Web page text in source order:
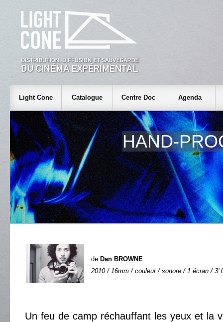
Light Cone Catalogue Centre Doc Agenda
HAND-
de Dan BROWNE
2010 / 16mm / couleur / sonore / 1 écran / 3'
Un feu de camp réchauffant les yeux et la